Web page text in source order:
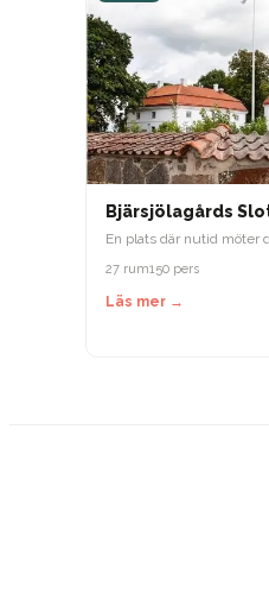
Bjärsjölagårds
En plats där nutid möter
27 rum150 pers
Läs mer →